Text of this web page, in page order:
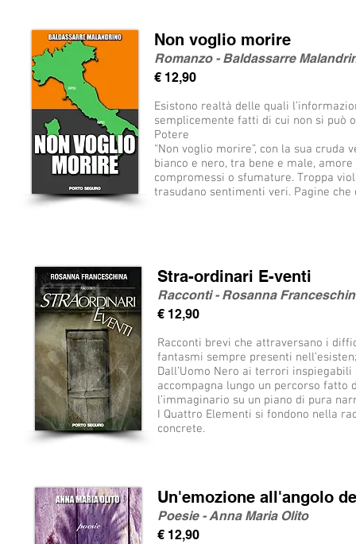
Non voglio morire
Romanzo - Baldassarre
Esistono realtà delle quali
semplicemente fatti di cui non si può
Potere
“Non voglio morire”, con la sua
bianco e nero, tra bene e male,
compromessi o sfumature. Troppa
trasudano sentimenti veri. Pagine
€ 12,90
Stra-ordinari E-venti
Racconti - Rosanna
Racconti brevi che attraversano i
fantasmi sempre presenti
Dall’Uomo Nero ai terrori
accompagna lungo un percorso fatto
l’immaginario su un piano di pura
I Quattro Elementi si fondono nella
concrete.
€ 12,90
Un'emozione all'angolo
Poesie - Anna Maria Olito
€ 12,90